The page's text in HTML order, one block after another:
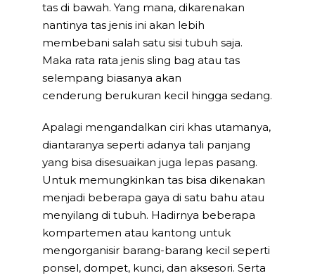
tas di bawah. Yang mana, dikarenakan
nantinya tas jenis ini akan lebih
membebani salah satu sisi tubuh saja.
Maka rata rata jenis sling bag atau tas
selempang biasanya akan
cenderung berukuran kecil hingga sedang.
Apalagi mengandalkan ciri khas utamanya,
diantaranya seperti adanya tali panjang
yang bisa disesuaikan juga lepas pasang.
Untuk memungkinkan tas bisa dikenakan
menjadi beberapa gaya di satu bahu atau
menyilang di tubuh. Hadirnya beberapa
kompartemen atau kantong untuk
mengorganisir barang-barang kecil seperti
ponsel, dompet, kunci, dan aksesori. Serta